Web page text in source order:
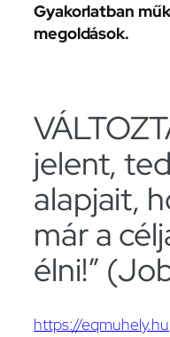
Gyakorlatban
megoldások.
jelent,
alapjait,
már a
élni!”
https://eqmuhely.hu